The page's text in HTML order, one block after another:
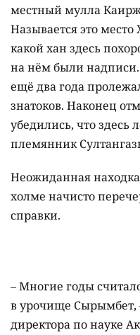
местный мулла
Называется это
какой хан здесь
на нём были
ещё два года
знатоков. Наконец
убедились, что здесь
племянник
Неожиданная
холме начисто
справки.
– Многие годы
в урочище Сырымбет,
директора по науке